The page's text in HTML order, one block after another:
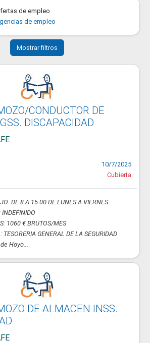
de empleo
de empleo
Mostrar filtros
CONDUCTOR DE
DISCAPACIDAD
10/7/2025
Cubierta
DE 8 A 15:00 DE LUNES A VIERNES
INDEFINIDO
1060 € BRUTOS/MES
GENERAL DE LA SEGURIDAD
Hoyo...
DE ALMACEN INSS.